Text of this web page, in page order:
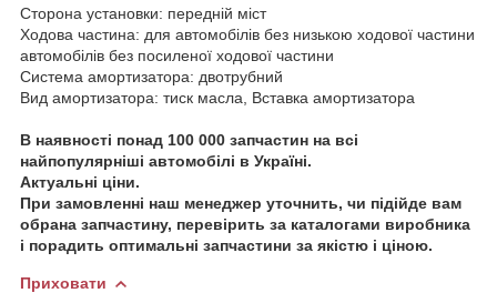
Сторона установки: передній міст
Ходова частина: для автомобілів без низькою ходової частини
автомобілів без посиленої ходової частини
Система амортизатора: двотрубний
Вид амортизатора: тиск масла, Вставка амортизатора
В наявності понад 100 000 запчастин на всі
найпопулярніші автомобілі в Україні.
Актуальні ціни.
При замовленні наш менеджер уточнить, чи підійде вам
обрана запчастину, перевірить за каталогами виробника
і порадить оптимальні запчастини за якістю і ціною.
Приховати